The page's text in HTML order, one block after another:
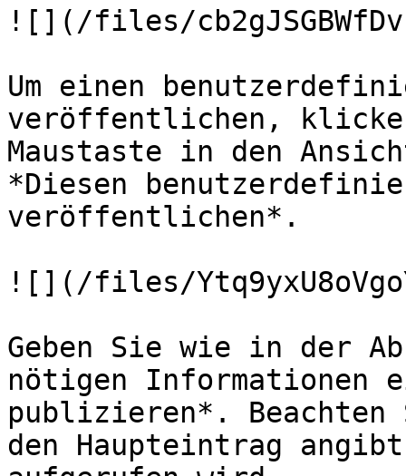
![](/files/
Um einen
veröffentlichen,
Maustaste in den
*Diesen
veröffentlichen*.
![](/files/
Geben Sie wie in der
nötigen Informationen
publizieren*. Beachten
den Haupteintrag